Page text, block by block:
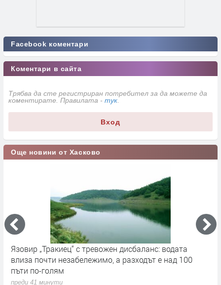
Facebook коментари
Коментари в сайта
Трябва да сте регистриран потребител за да можете да
коментирате. Правилата - тук
Вход
Още новини от Хасково
Язовир „Тракиец“ с тревожен дисбаланс: водата
влиза почти незабележимо, а разходът е над 100
пъти по-голям
преди 41 минути